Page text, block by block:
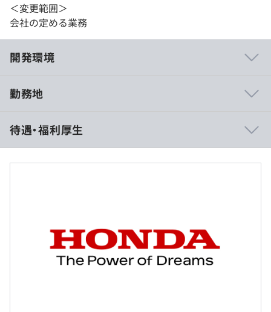
＜変更範囲＞
会社の定める業務
開発環境
「買う喜び、売る喜び、つくる喜びを世界に広げる」を基
本理念に、Hondaでは数々の製品を創業から生みだし続
けてきました。
入社直後であっても大きな仕事が任されます。
「こんなクルマがつくりたい！」と自ら手を挙げてプロジ
ェクトを立ち上げるような気概を持った方に、ぜひ仲間に
勤務地
待遇・福利厚生
想定年収は年収提示額を保証するものではありません）